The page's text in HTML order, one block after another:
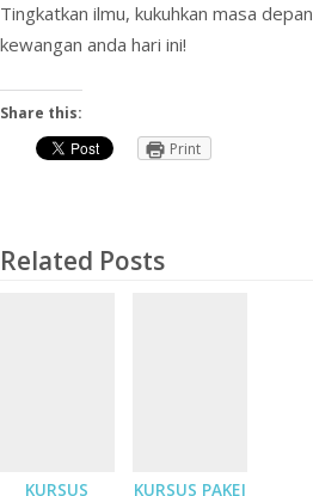
Tingkatkan ilmu, kukuhkan masa depan
kewangan anda hari ini!
Share this:
Print
Related Posts
KURSUS KURSUS PAKEJ